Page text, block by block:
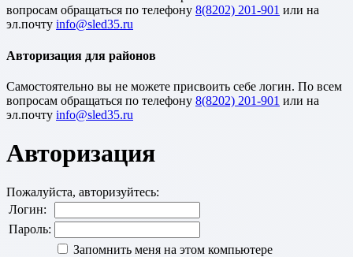
вопросам обращаться по телефону 8(8202) 201-901 или на
эл.почту
Авторизация для районов
Cамостоятельно вы не можете присвоить себе логин. По всем
вопросам обращаться по телефону 8(8202) 201-901 или на
эл.почту
Авторизация
Пожалуйста, авторизуйтесь:
Логин:
Пароль:
Запомнить меня на этом компьютере